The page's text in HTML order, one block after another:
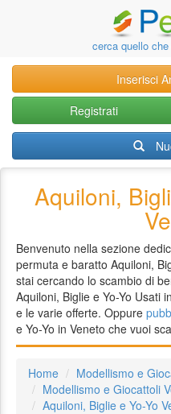
cerca quello
Inserisci
Registrati
Aquiloni,
Benvenuto nella sezione
permuta e baratto Aquiloni,
stai cercando lo scambio di
Aquiloni, Biglie e Yo-Yo Usati
e le varie offerte. Oppure
e Yo-Yo in Veneto che vuoi
Home
Modellismo e
Modellismo e Giocattoli
Aquiloni, Biglie e Yo-Yo